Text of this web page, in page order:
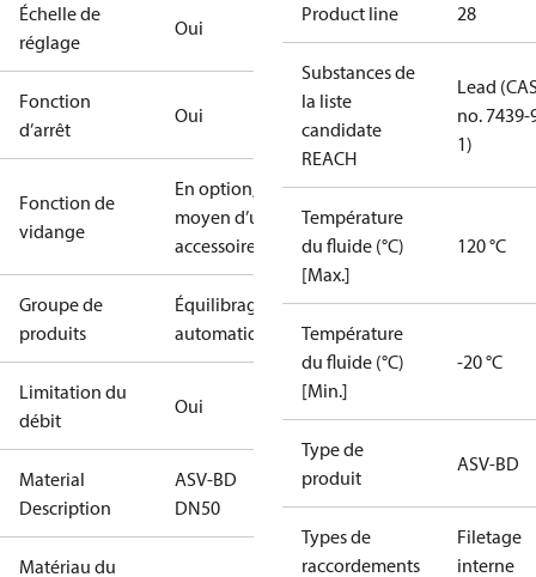
Échelle de
réglage
Oui
Fonction
d’arrêt
Oui
Fonction de
vidange
En option, au
moyen d’un
accessoire
Groupe de
produits
Équilibrage
automatique
Limitation du
débit
Oui
Material
Description
ASV-BD
DN50
Matériau du
Product line 28
Substances de
la liste
candidate
REACH
Lead
no. 7439-
1)
Température
du fluide (°C)
[Max.]
120 °C
Température
du fluide (°C)
[Min.]
-20 °C
Type de
produit
ASV-BD
Types de
raccordements
Filetage
interne